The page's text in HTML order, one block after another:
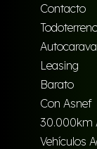
Contacto
Leasing
Barato
Con Asnef
30.000km
Vehículos